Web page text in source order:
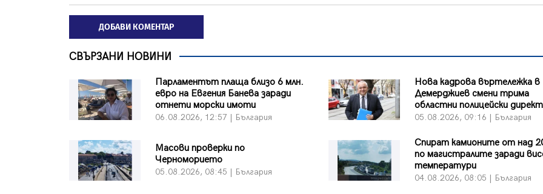
ДОБАВИ КОМЕНТАР
СВЪРЗАНИ НОВИНИ
Парламентът плаща близо 6 млн.
евро на Евгения Банева заради
отнети морски имоти
06.08.2026, 12:57 | България
Нова кадрова въртележка
Демерджиев смени трима
областни полицейски
05.08.2026, 09:16 | България
Масови проверки по
Черноморието
05.08.2026, 08:45 | България
Спират камионите от над
по магистралите заради
температури
04.08.2026, 08:05 | България